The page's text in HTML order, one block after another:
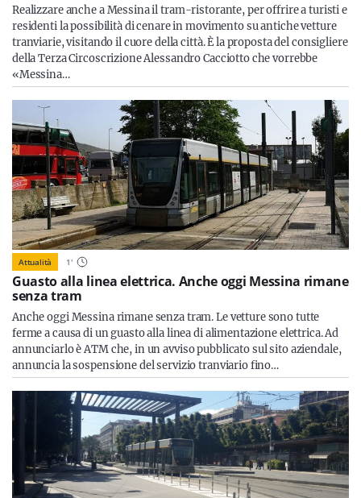
Realizzare anche a Messina il tram-ristorante, per offrire a turisti e
residenti la possibilità di cenare in movimento su antiche vetture
tranviarie, visitando il cuore della città. È la proposta del consigliere
della Terza Circoscrizione Alessandro Cacciotto che vorrebbe
«Messina…
Attualità 1'
Guasto alla linea elettrica. Anche oggi Messina rimane
senza tram
Anche oggi Messina rimane senza tram. Le vetture sono tutte
ferme a causa di un guasto alla linea di alimentazione elettrica. Ad
annunciarlo è ATM che, in un avviso pubblicato sul sito aziendale,
annuncia la sospensione del servizio tranviario fino…